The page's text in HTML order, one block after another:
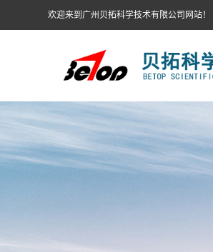
欢迎来到广州贝拓科学技术有限公司网站！